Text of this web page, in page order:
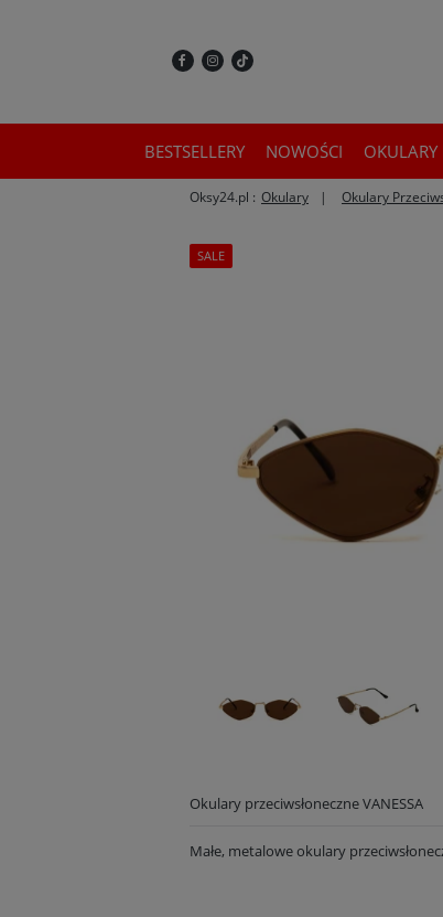
BESTSELLERY NOWOŚCI OKULARY
Oksy24.pl : Okulary Okulary
SALE
Okulary przeciwsłoneczne VANESSA
Małe, metalowe okulary